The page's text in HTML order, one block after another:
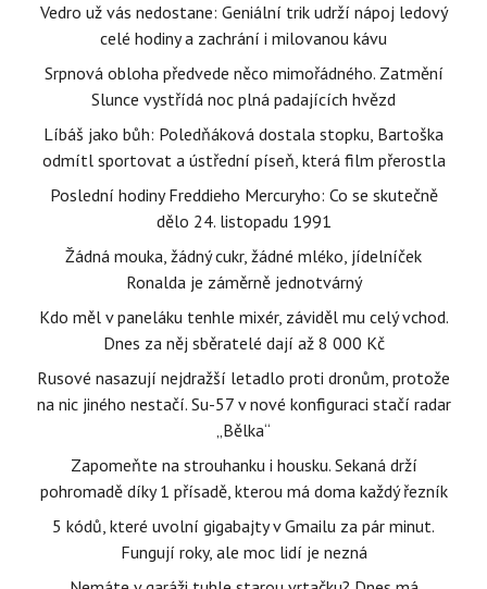
Vedro už vás nedostane: Geniální trik udrží nápoj ledový
celé hodiny a zachrání i milovanou kávu
Srpnová obloha předvede něco mimořádného. Zatmění
Slunce vystřídá noc plná padajících hvězd
Líbáš jako bůh: Poledňáková dostala stopku, Bartoška
odmítl sportovat a ústřední píseň, která film přerostla
Poslední hodiny Freddieho Mercuryho: Co se skutečně
dělo 24. listopadu 1991
Žádná mouka, žádný cukr, žádné mléko, jídelníček
Ronalda je záměrně jednotvárný
Kdo měl v paneláku tenhle mixér, záviděl mu celý vchod.
Dnes za něj sběratelé dají až 8 000 Kč
Rusové nasazují nejdražší letadlo proti dronům, protože
na nic jiného nestačí. Su-57 v nové konfiguraci stačí radar
„Bělka“
Zapomeňte na strouhanku i housku. Sekaná drží
pohromadě díky 1 přísadě, kterou má doma každý řezník
5 kódů, které uvolní gigabajty v Gmailu za pár minut.
Fungují roky, ale moc lidí je nezná